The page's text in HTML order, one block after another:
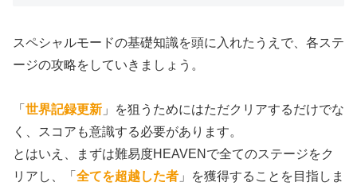
スペシャルモードの基礎知識を頭に入れたうえで、各ステ
ージの攻略をしていきましょう。
「 世界記録更新 」を狙うためにはただクリアするだけでな
く、スコアも意識する必要があります。
とはいえ、まずは難易度HEAVENで全てのステージをク
リアし、「 全てを超越した者 」を獲得することを目指しま